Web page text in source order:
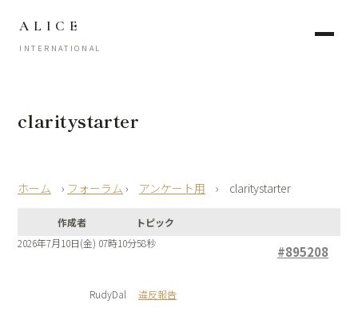
ALICE
INTERNATIONAL
claritystarter
› フォーラム › アンケート用 › claritystarter
作成者
トピック
2026年7月10日(金) 07時10分58秒
#895208
RudyDal 違反報告